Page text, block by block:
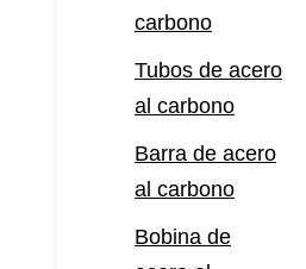
carbono
Tubos de acero
al carbono
Barra de acero
al carbono
Bobina de